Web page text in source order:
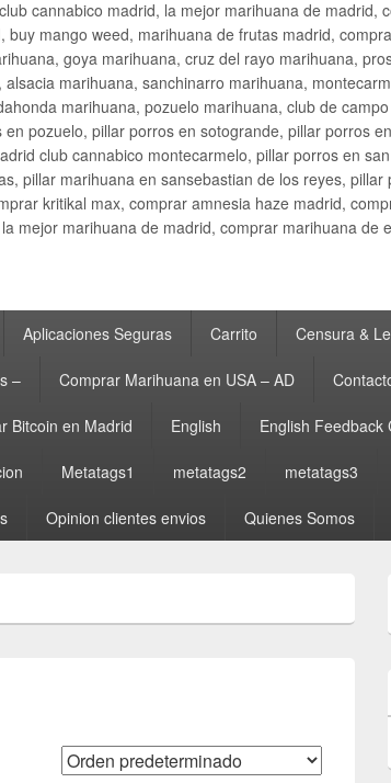
cannabico madrid, la mejor marihuana de madrid,
buy mango weed, marihuana de frutas madrid,
goya marihuana, cruz del rayo marihuana,
marihuana, sanchinarro marihuana,
marihuana, pozuelo marihuana, club de
pozuelo, pillar porros en sotogrande, pillar porros
club cannabico montecarmelo, pillar porros en
pillar marihuana en sansebastian de los reyes,
kritikal max, comprar amnesia haze madrid,
mejor marihuana de madrid, comprar marihuana de
Aplicaciones Seguras Carrito Censura &
– Comprar Marihuana en USA – AD
Bitcoin en Madrid English English Feedback
Metatags1 metatags2 metatags3
Opinion clientes envios Quienes Somos